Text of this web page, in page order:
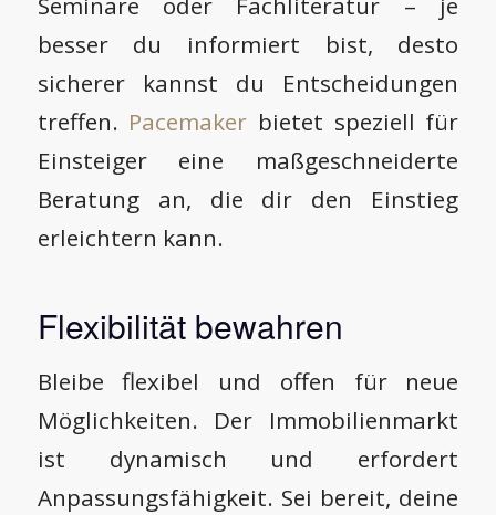
besser du informiert bist, desto
sicherer kannst du Entscheidungen
treffen. Pacemaker bietet speziell für
Einsteiger eine maßgeschneiderte
Beratung an, die dir den Einstieg
erleichtern kann.
Flexibilität bewahren
Bleibe flexibel und offen für neue
Möglichkeiten. Der Immobilienmarkt
ist dynamisch und erfordert
Anpassungsfähigkeit. Sei bereit, deine